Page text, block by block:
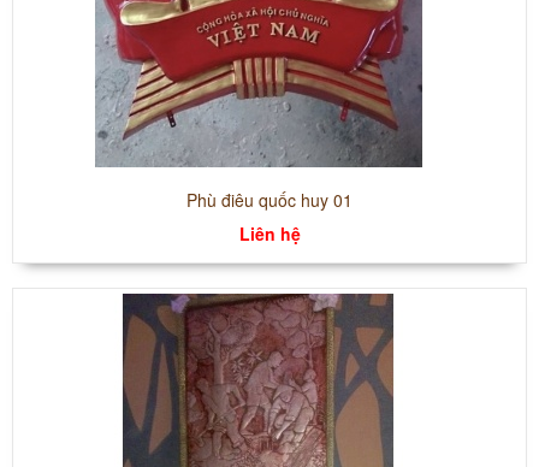
Phù điêu quốc huy 01
Liên hệ